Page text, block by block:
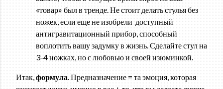
«товар» был в тренде. Не стоит делать стулья без
ножек, если еще не изобрели доступный
антигравитационный прибор, способный
воплотить вашу задумку в жизнь. Сделайте стул на
3-4 ножках, но с любовью и своей изюминкой.
Итак,формула. Предназначение = та эмоция, которая